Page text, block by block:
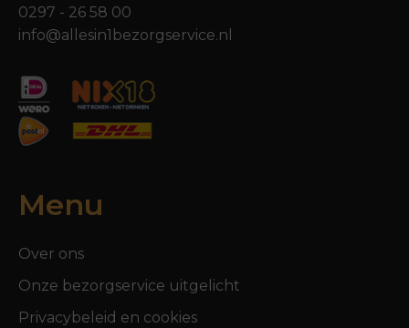
0297 - 26 58 00
info@allesin1bezorgservice.nl
Menu
Over ons
Onze bezorgservice uitgelicht
Privacybeleid en cookies